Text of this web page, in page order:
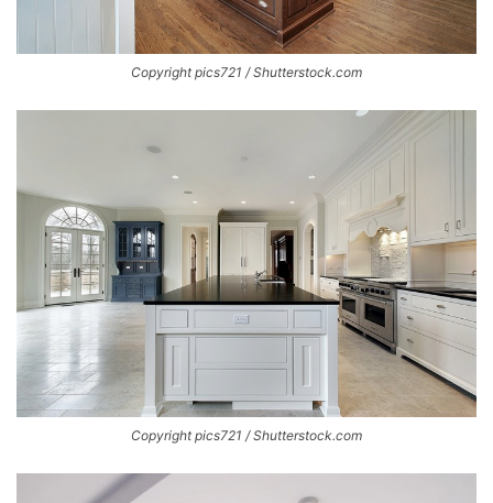
Copyright pics721 / Shutterstock.com
Copyright pics721 / Shutterstock.com